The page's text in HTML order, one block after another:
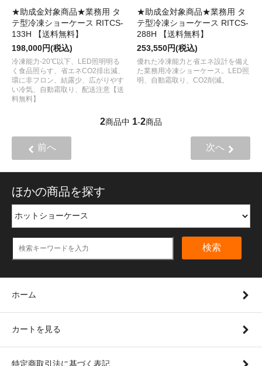
★助成金対象商品★業務用 タ
テ型冷凍ショーケース RITCS-
133H 【送料無料】
198,000円(税込)
冷凍能力-20℃以下、LED照明明る
く食品照らす、省エネCO2排出減、
環に非フロン、結露少、広がりやす
い冷気、自動霜取り、配送注意【送
料無料】
★助成金対象商品★業務用 タ
テ型冷凍ショーケース RITCS-
288H 【送料無料】
253,550円(税込)
優れた冷凍能力と省エネ設計を備え
た業務用冷凍ショーケース。LED照
明、自動霜取り、CO2削減。
2商品中 1-2商品
前へ 次へ
ほかの商品を探す
検索
ホーム
カートを見る
特定商取引法に基づく表記